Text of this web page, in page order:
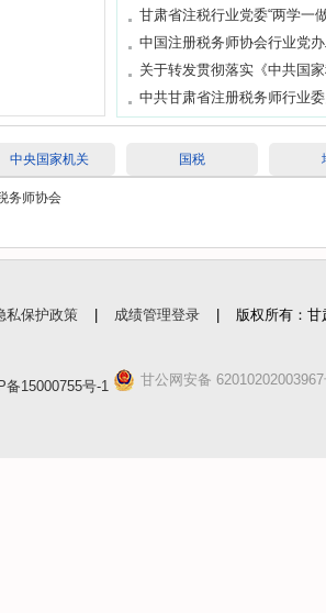
甘肃省注税行业党委“两学一
中国注册税务师协会行业党
关于转发贯彻落实《中共国
中共甘肃省注册税务师行业
中央国家机关 国税
务师协会
私保护政策 成绩管理登录 版权所有：
备15000755号-1 甘公网安备